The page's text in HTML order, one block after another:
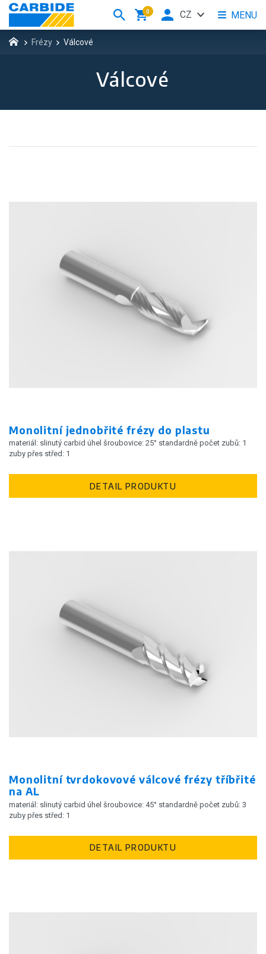
Frézy Válcové
Válcové
Monolitní jednobřité frézy do plastu
materiál: slinutý carbid úhel šroubovice: 25° standardně počet zubů: 1
zuby přes střed: 1
DETAIL PRODUKTU
Monolitní tvrdokovové válcové frézy tříbřité
na AL
materiál: slinutý carbid úhel šroubovice: 45° standardně počet zubů: 3
zuby přes střed: 1
DETAIL PRODUKTU
0 MENU
CZ